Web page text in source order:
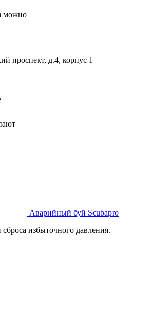
можно
проспект, д.4, корпус 1
Аварийный буй Scubapro
избыточного давления.